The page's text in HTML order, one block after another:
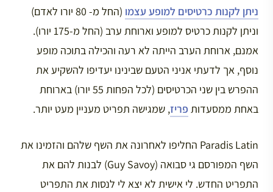
ניתן לקנות כרטיסים למופע עצמו
(החל מ- 80 יורו לאדם)
וניתן לקנות כרטיס למופע וארוחת ערב (החל מ-175 יורו).
אמנם, ארוחת הערב הייתה לא רעה והכילה בתוכה מופע
נוסף, אך לדעתי אניני הטעם שבינינו יעדיפו להשקיע את
ההפרש בין שני הכרטיסים (לכל הפחות 55 יורו) בארוחת
באחת ממסעדות פריז, שמגישה תפריט מעניין מעט יותר.
Paradis Latin החליפו לאחרונה את השף שלהם והזמינו את
השף המפורסם גי סבואה (Guy Savoy) לבנות להם את
התפריט החדש. לי אישית לא יצא לי לנסות את התפריט